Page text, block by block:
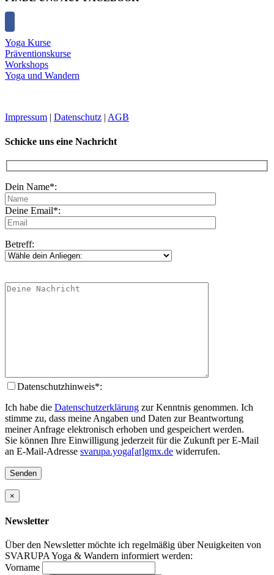
Yoga Kurse
Präventionskurse
Workshops
Yoga und Wandern
Impressum | Datenschutz | AGB
Schicke uns eine Nachricht
Dein Name*:
Deine Email*:
Betreff:
Datenschutzhinweis*:
Ich habe die Datenschutzerklärung zur Kenntnis genommen. Ich
stimme zu, dass meine Angaben und Daten zur Beantwortung
meiner Anfrage elektronisch erhoben und gespeichert werden.
Sie können Ihre Einwilligung jederzeit für die Zukunft per E-Mail
an E-Mail-Adresse svarupa.yoga[at]gmx.de widerrufen.
×
Newsletter
Über den Newsletter möchte ich regelmäßig über Neuigkeiten von
SVARUPA Yoga & Wandern informiert werden:
Vorname